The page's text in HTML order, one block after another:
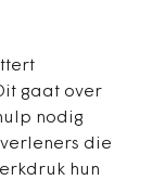
gaat over
nodig
die
hun